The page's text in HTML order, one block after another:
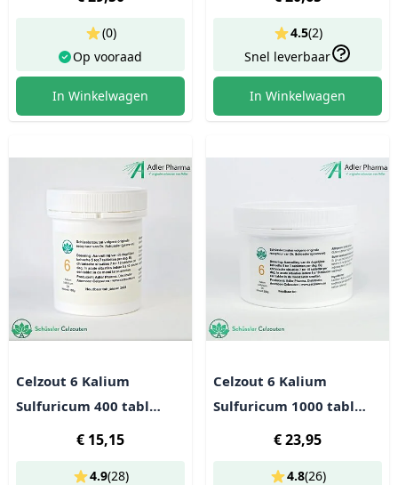
Op vooraad
(0)
In Winkelwagen
Snel leverbaar
4.5(2)
In Winkelwagen
Celzout 6 Kalium
Sulfuricum 400 tabl
€ 15,15
4.9(28)
Celzout 6 Kalium
Sulfuricum 1000 tabl
€ 23,95
4.8(26)